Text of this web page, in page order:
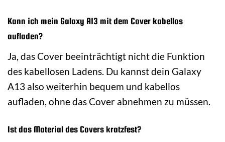
Kann ich mein Galaxy A13 mit dem Cover kabellos
aufladen?
Ja, das Cover beeinträchtigt nicht die Funktion
des kabellosen Ladens. Du kannst dein Galaxy
A13 also weiterhin bequem und kabellos
aufladen, ohne das Cover abnehmen zu müssen.
Ist das Material des Covers kratzfest?